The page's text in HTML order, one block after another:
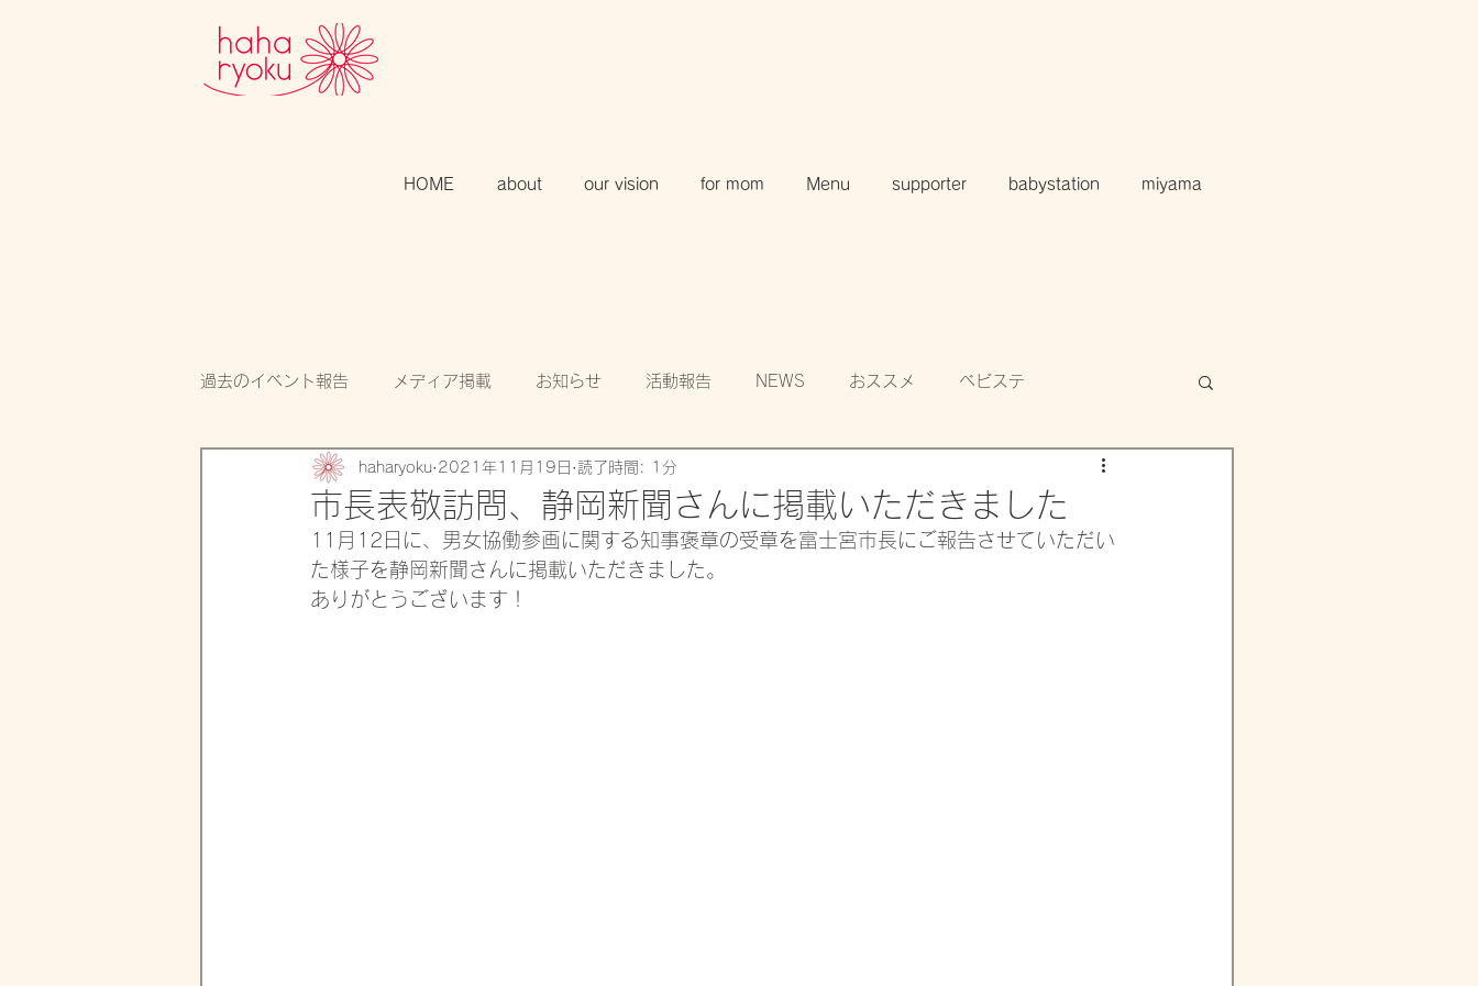
HOME about our vision for mom Menu supporter babystation miyama
過去のイベント報告 メディア掲載 お知らせ 活動報告 NEWS おススメ ベビステ
スタッフのつぶやき 開催告知 賛助会員
市長表敬訪問、静岡新聞さんに掲載いただきました
haharyoku 2021年11月19日 読了時間: 1分
11月12日に、男女協働参画に関する知事褒章の受章を富士宮市長にご報告させていただい
た様子を静岡新聞さんに掲載いただきました。
ありがとうございます！